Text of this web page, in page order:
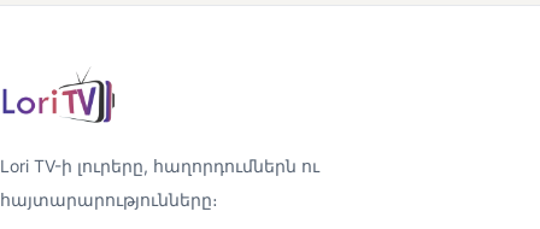
Lori TV-ի լուրերը, հաղորդումներն ու
հայտարարությունները։